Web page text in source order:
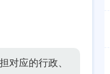
应的行政、